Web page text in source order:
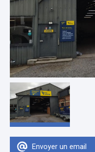
Envoyer un email